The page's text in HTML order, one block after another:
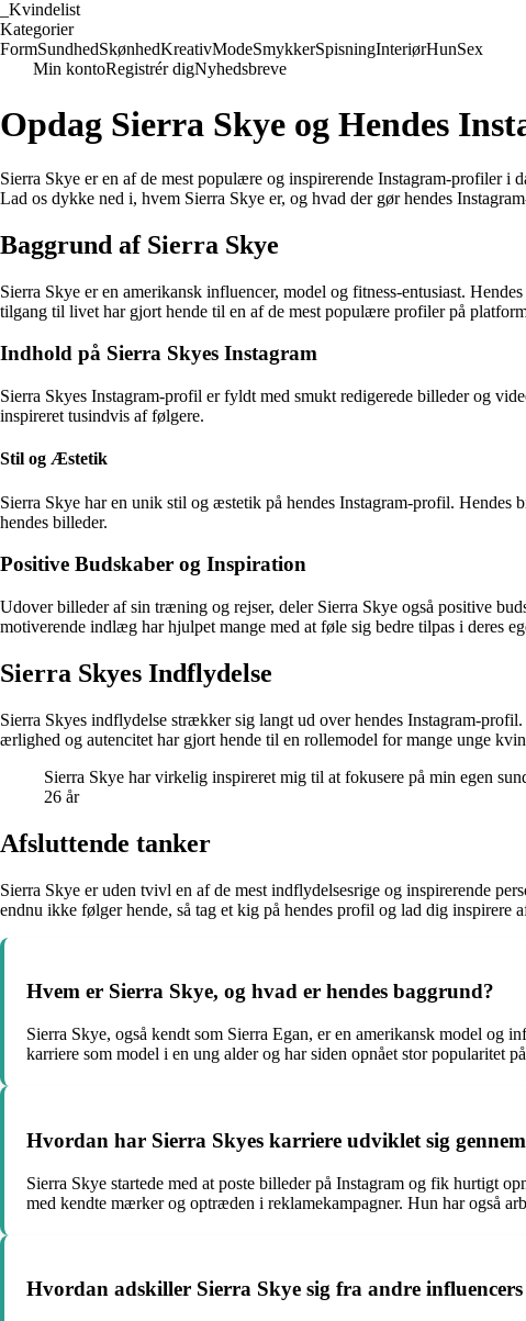
Kvindelist
Kategorier
FormSundhedSkønhedKreativModeSmykkerSpisningInteriørHunSex
Min kontoRegistrér digNyhedsbreve
Opdag Sierra Skye og Hendes
Sierra Skye er en af de mest populære og inspirerende Instagram-profiler i
Lad os dykke ned i, hvem Sierra Skye er, og hvad der gør hendes
Baggrund af Sierra Skye
Sierra Skye er en amerikansk influencer, model og fitness-entusiast.
tilgang til livet har gjort hende til en af de mest populære profiler på
Indhold på Sierra Skyes Instagram
Sierra Skyes Instagram-profil er fyldt med smukt redigerede billeder og
inspireret tusindvis af følgere.
Stil og Æstetik
Sierra Skye har en unik stil og æstetik på hendes Instagram-profil. Hendes
hendes billeder.
Positive Budskaber og Inspiration
Udover billeder af sin træning og rejser, deler Sierra Skye også positive
motiverende indlæg har hjulpet mange med at føle sig bedre tilpas i deres
Sierra Skyes Indflydelse
Sierra Skyes indflydelse strækker sig langt ud over hendes Instagram-
ærlighed og autencitet har gjort hende til en rollemodel for mange unge
Sierra Skye har virkelig inspireret mig til at fokusere på min egen
26 år
Afsluttende tanker
Sierra Skye er uden tvivl en af de mest indflydelsesrige og inspirerende
endnu ikke følger hende, så tag et kig på hendes profil og lad dig inspirere
Hvem er Sierra Skye, og hvad er hendes baggrund?
Sierra Skye, også kendt som Sierra Egan, er en amerikansk model og
karriere som model i en ung alder og har siden opnået stor popularitet
Hvordan har Sierra Skyes karriere udviklet sig
Sierra Skye startede med at poste billeder på Instagram og fik hurtigt
med kendte mærker og optræden i reklamekampagner. Hun har også
Hvordan adskiller Sierra Skye sig fra andre